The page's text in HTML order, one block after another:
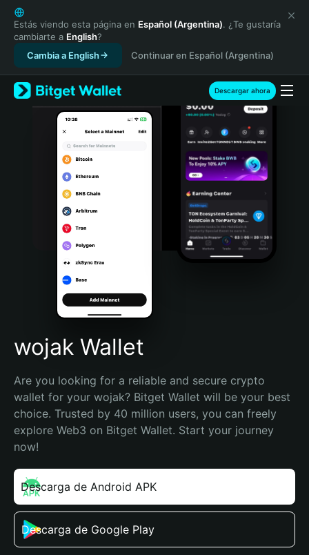
English
日本語
Tiếng Việt
Русский
Español (Latinoamérica)
Türkçe
Italiano
Português (Portugal)
Bahasa Indonesia
Português (Brasil)
Español (Argentina)
Estás viendo esta página en Español (Argentina). ¿Te gustaría
cambiarte a English?
Cambia a English
Continuar en Español (Argentina)
Descargar ahora
wojak Wallet
Are you looking for a reliable and secure crypto
wallet for your wojak? Bitget Wallet will be your best
choice. Trusted by 40 million users, you can freely
explore Web3 on Bitget Wallet. Start your journey
now!
Descarga de Android APK
Descarga de Google Play